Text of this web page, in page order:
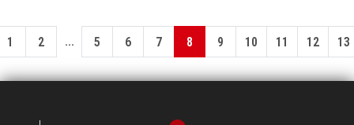
1 2 ... 5 6 7 8 9 10 11 12 13